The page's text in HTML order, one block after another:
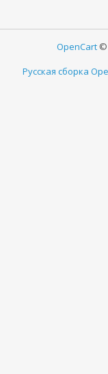
OpenCart ©
Русская сборка